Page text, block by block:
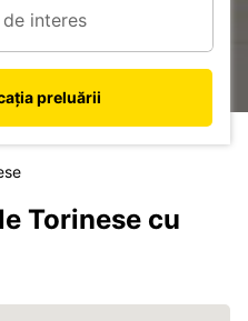
preluării
Torinese cu